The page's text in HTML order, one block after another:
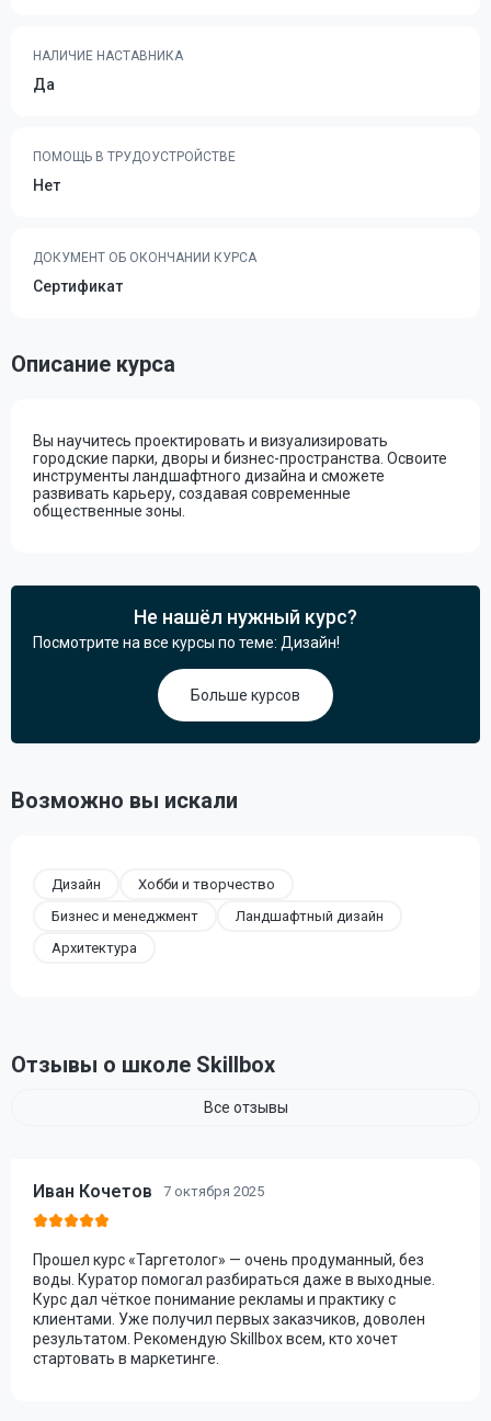
НАЛИЧИЕ НАСТАВНИКА
Да
ПОМОЩЬ В ТРУДОУСТРОЙСТВЕ
Нет
ДОКУМЕНТ ОБ ОКОНЧАНИИ КУРСА
Сертификат
Описание курса
Вы научитесь проектировать и визуализировать
городские парки, дворы и бизнес-пространства. Освоите
инструменты ландшафтного дизайна и сможете
развивать карьеру, создавая современные
общественные зоны.
Не нашёл нужный курс?
Посмотрите на все курсы по теме: Дизайн!
Больше курсов
Возможно вы искали
Дизайн
Хобби и творчество
Бизнес и менеджмент
Ландшафтный дизайн
Архитектура
Отзывы о школе Skillbox
Все отзывы
Иван Кочетов 7 октября 2025
Прошел курс «Таргетолог» — очень продуманный, без
воды. Куратор помогал разбираться даже в выходные.
Курс дал чёткое понимание рекламы и практику с
клиентами. Уже получил первых заказчиков, доволен
результатом. Рекомендую Skillbox всем, кто хочет
стартовать в маркетинге.